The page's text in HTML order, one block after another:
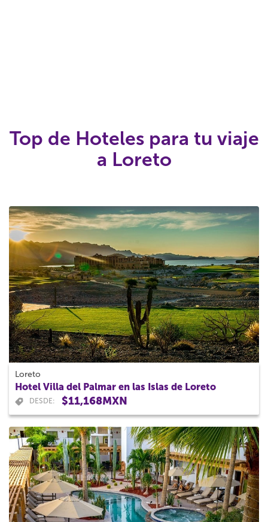
Top de Hoteles para tu viaje
a Loreto
Loreto
Hotel Villa del Palmar en las Islas de Loreto
DESDE: $11,168MXN